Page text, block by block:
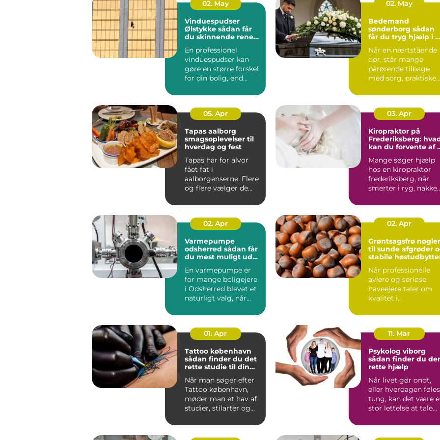
02. May
Vinduespudser
Ølstykke sådan får
du skinnende rene
En professionel
vinduespudser kan
gøre en større forskel
for din bolig, end
Klare ...
02. May
Bedemand
sønderborg sådan
får du tryg hjælp i en
Når en nærtstående
dør, står mange
pårørende tilbage
med sorg, praktiske
af ik...
05. Apr
Tapas aalborg
smagsoplevelser til
hverdag og fest
Tapas har for alvor
fået fat i
aalborgenserne. Flere
og flere vælger de
skal hyg...
03. Apr
Kiropraktor på
Frederiksberg:
kan du forvente af
Mange søger hjælp
hos en kiropraktor
frederiksberg, når
smerter i ryg, nakke
02. Apr
Varmepumpe
odsherred sådan får
du mest muligt ud
En varmepumpe er
for mange boligejere
i Odsherred blevet et
naturligt valg, når
...
02. Apr
Grøntsagsfrø nøglen
til sunde afgrøder
stabile
Når professionelle
avlere og seriøse
haveejere taler om
kvalitet i
marken, star...
01. Apr
Tattoo københavn
sådan finder du det
rette studie til din
Når man søger efter
Tattoo københavn,
møder man et hav af
studier, stilarter og
sk...
11. Mar
Psykolog viborg
sådan finder du
rette hjælp
Når livet gør ondt,
eller hverdagen føles
tung, kan det være
stor lettelse at tale